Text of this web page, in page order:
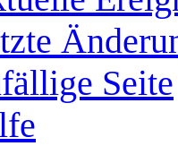
Seite